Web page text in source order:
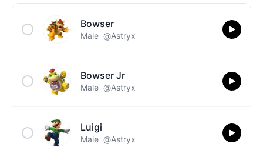
Bowser
Male @Astryx
Bowser Jr
Male @Astryx
Luigi
Male @Astryx